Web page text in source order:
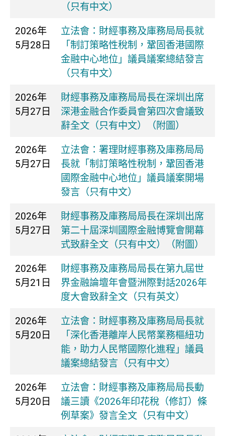
（只有中文）
2026年
5月28日
立法會：財經事務及庫務局局長就
「制訂策略性稅制，鞏固香港國際
金融中心地位」議員議案總結發言
（只有中文）
2026年
5月27日
​財經事務及庫務局局長在深圳出席
深港金融合作委員會第四次會議致
辭全文（只有中文）（附圖）
2026年
5月27日
立法會：署理財經事務及庫務局局
長就「制訂策略性稅制，鞏固香港
國際金融中心地位」議員議案開場
發言（只有中文）
2026年
5月27日
財經事務及庫務局局長在深圳出席
第二十屆深圳國際金融博覽會開幕
式致辭全文（只有中文）（附圖）
2026年
5月21日
財經事務及庫務局局長在第九屆世
界金融論壇年會暨洲際對話2026年
度大會致辭全文（只有英文）
2026年
5月20日
立法會：財經事務及庫務局局長就
「深化香港離岸人民幣業務樞紐功
能，助力人民幣國際化進程」議員
議案總結發言（只有中文）
2026年
5月20日
立法會：財經事務及庫務局局長動
議三讀《2026年印花稅（修訂）條
例草案》發言全文（只有中文）